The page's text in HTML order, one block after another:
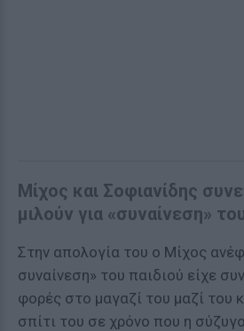
Μίχος και Σοφιανίδης
μιλούν για «συναίνεση»
Στην απολογία του ο Μίχος
συναίνεση» του παιδιού είχε
φορές στο μαγαζί του μαζί του
σπίτι του σε χρόνο που η